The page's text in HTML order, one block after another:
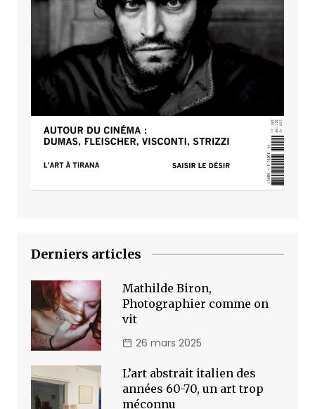
Derniers articles
Mathilde Biron,
Photographier comme on
vit
26 mars 2025
L’art abstrait italien des
années 60-70, un art trop
méconnu